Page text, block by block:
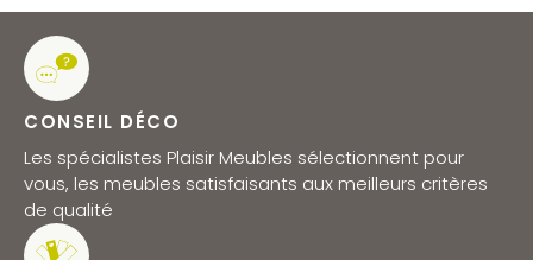
CONSEIL DÉCO
Les spécialistes Plaisir Meubles sélectionnent pour
vous, les meubles satisfaisants aux meilleurs critères
de qualité